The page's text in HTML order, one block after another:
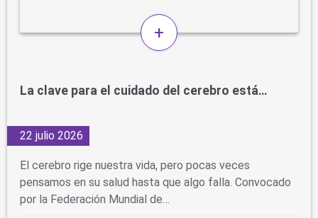
+
La clave para el cuidado del cerebro está…
22 julio 2026
El cerebro rige nuestra vida, pero pocas veces
pensamos en su salud hasta que algo falla. Convocado
por la Federación Mundial de…